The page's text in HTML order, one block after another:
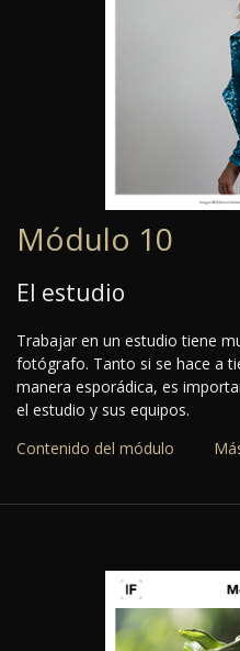
Módulo 10
El estudio
Trabajar en un estudio tiene
fotógrafo. Tanto si se hace a
manera esporádica, es
el estudio y sus equipos.
Contenido del módulo